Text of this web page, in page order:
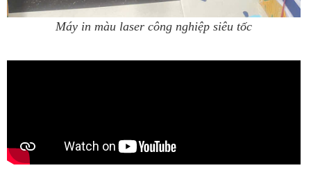
Máy in màu laser công nghiệp siêu tốc